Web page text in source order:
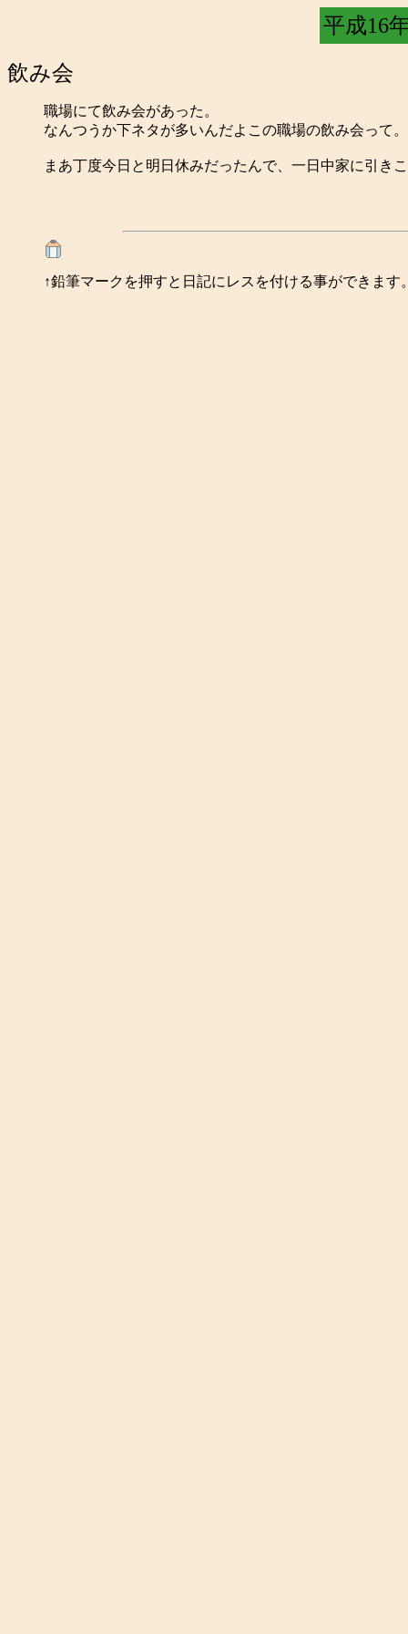
平成16
飲み会
職場にて飲み会があった。
なんつうか下ネタが多いんだよこの職場の飲み会って
まあ丁度今日と明日休みだったんで、一日中家に引き
↑鉛筆マークを押すと日記にレスを付ける事ができます